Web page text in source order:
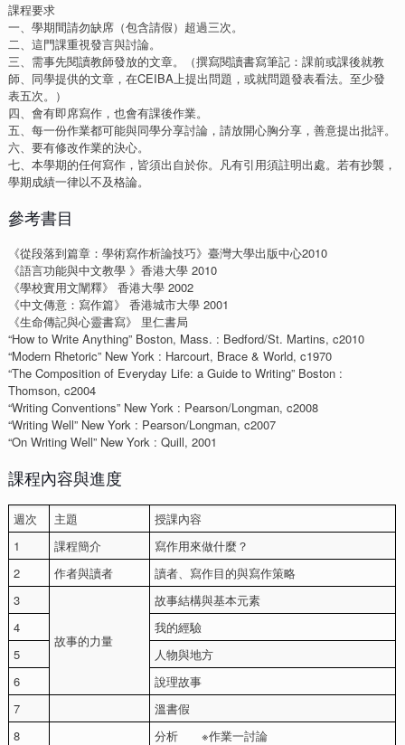
課程要求
一、學期間請勿缺席（包含請假）超過三次。
二、這門課重視發言與討論。
三、需事先閱讀教師發放的文章。（撰寫閱讀書寫筆記：課前或課後就教
師、同學提供的文章，在CEIBA上提出問題，或就問題發表看法。至少發
表五次。）
四、會有即席寫作，也會有課後作業。
五、每一份作業都可能與同學分享討論，請放開心胸分享，善意提出批評。
六、要有修改作業的決心。
七、本學期的任何寫作，皆須出自於你。凡有引用須註明出處。若有抄襲，
學期成績一律以不及格論。
參考書目
《從段落到篇章：學術寫作析論技巧》臺灣大學出版中心2010
《語言功能與中文教學 》香港大學 2010
《學校實用文闡釋》 香港大學 2002
《中文傳意：寫作篇》 香港城市大學 2001
《生命傳記與心靈書寫》 里仁書局
“How to Write Anything” Boston, Mass. : Bedford/St. Martins, c2010
“Modern Rhetoric” New York : Harcourt, Brace & World, c1970
“The Composition of Everyday Life: a Guide to Writing” Boston :
Thomson, c2004
“Writing Conventions” New York : Pearson/Longman, c2008
“Writing Well” New York : Pearson/Longman, c2007
“On Writing Well” New York : Quill, 2001
課程內容與進度
週次 主題
授課內容
1
課程簡介
寫作用來做什麼？
2
作者與讀者
讀者、寫作目的與寫作策略
3
故事的力量
故事結構與基本元素
4
我的經驗
5
人物與地方
6
說理故事
7
溫書假
8
分析 ※作業一討論